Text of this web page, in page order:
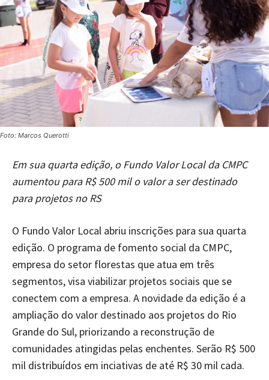
Foto: Marcos Querotti
Em sua quarta edição, o Fundo Valor Local da CMPC
aumentou para R$ 500 mil o valor a ser destinado
para projetos no RS
O Fundo Valor Local abriu inscrições para sua quarta
edição. O programa de fomento social da CMPC,
empresa do setor florestas que atua em três
segmentos, visa viabilizar projetos sociais que se
conectem com a empresa. A novidade da edição é a
ampliação do valor destinado aos projetos do Rio
Grande do Sul, priorizando a reconstrução de
comunidades atingidas pelas enchentes. Serão R$ 500
mil distribuídos em inciativas de até R$ 30 mil cada.